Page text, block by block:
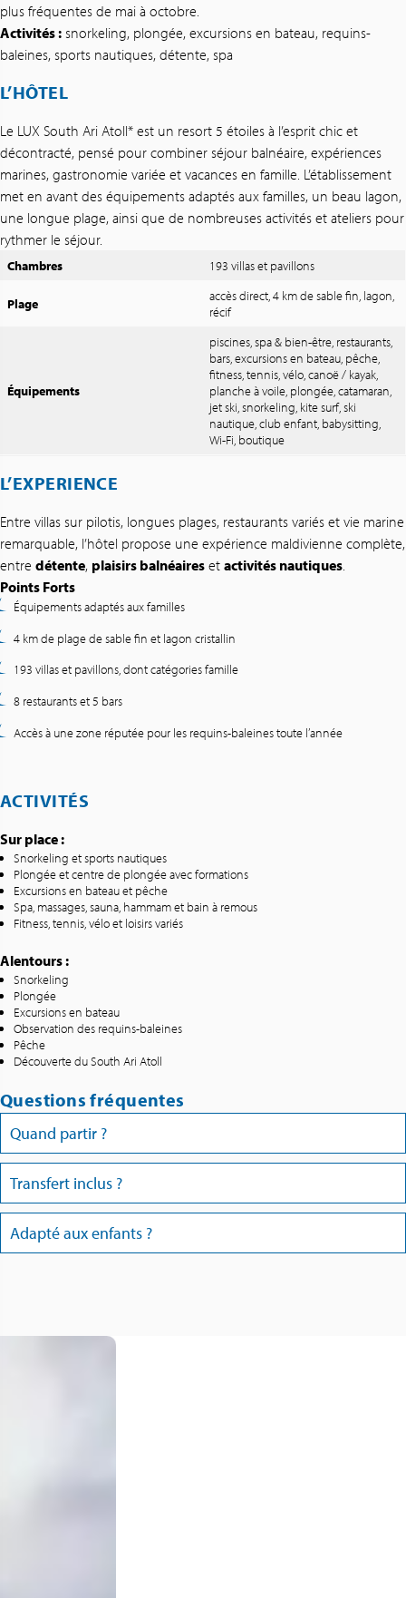
plus fréquentes de mai à octobre.
Activités : snorkeling, plongée, excursions en bateau, requins-
baleines, sports nautiques, détente, spa
L’HÔTEL
Le LUX South Ari Atoll* est un resort 5 étoiles à l’esprit chic et
décontracté, pensé pour combiner séjour balnéaire, expériences
marines, gastronomie variée et vacances en famille. L’établissement
met en avant des équipements adaptés aux familles, un beau lagon,
une longue plage, ainsi que de nombreuses activités et ateliers pour
rythmer le séjour.
Chambres 193 villas et pavillons
Plage
accès direct, 4 km de sable fin, lagon,
récif
Équipements
piscines, spa & bien-être, restaurants,
bars, excursions en bateau, pêche,
fitness, tennis, vélo, canoë / kayak,
planche à voile, plongée, catamaran,
jet ski, snorkeling, kite surf, ski
nautique, club enfant, babysitting,
Wi-Fi, boutique
L’EXPERIENCE
Entre villas sur pilotis, longues plages, restaurants variés et vie marine
remarquable, l’hôtel propose une expérience maldivienne complète,
entre détente, plaisirs balnéaires et activités nautiques.
Points Forts
Équipements adaptés aux familles
4 km de plage de sable fin et lagon cristallin
193 villas et pavillons, dont catégories famille
8 restaurants et 5 bars
Accès à une zone réputée pour les requins-baleines toute l’année
ACTIVITÉS
Sur place :
Snorkeling et sports nautiques
Plongée et centre de plongée avec formations
Excursions en bateau et pêche
Spa, massages, sauna, hammam et bain à remous
Fitness, tennis, vélo et loisirs variés
Alentours :
Snorkeling
Plongée
Excursions en bateau
Observation des requins-baleines
Pêche
Découverte du South Ari Atoll
Questions fréquentes
Quand partir ?
Transfert inclus ?
Adapté aux enfants ?